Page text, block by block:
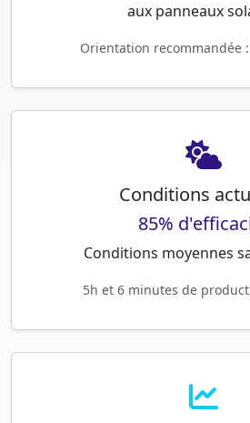
aux panneaux
Orientation recommandée
Conditions
85%
Conditions moyennes
5h et 6 minutes de